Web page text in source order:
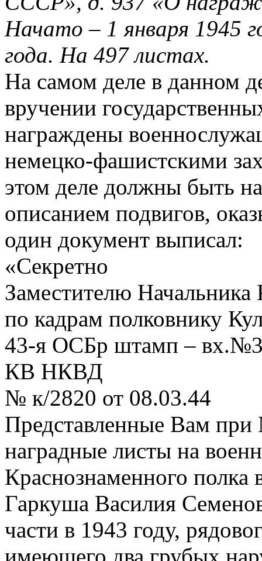
Начато – 1 января 1945
года. На 497 листах.
На самом деле в данном
вручении
награждены
немецко-фашистскими
этом деле должны быть
описанием подвигов,
один документ выписал:
«Секретно
Заместителю
по кадрам полковнику
43-я ОСБр штамп –
КВ НКВД
№ к/2820 от 08.03.44
Представленные Вам
наградные листы на
Краснознаменного полка
Гаркуша Василия
части в 1943 году,